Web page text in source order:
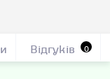
Відгуків 0